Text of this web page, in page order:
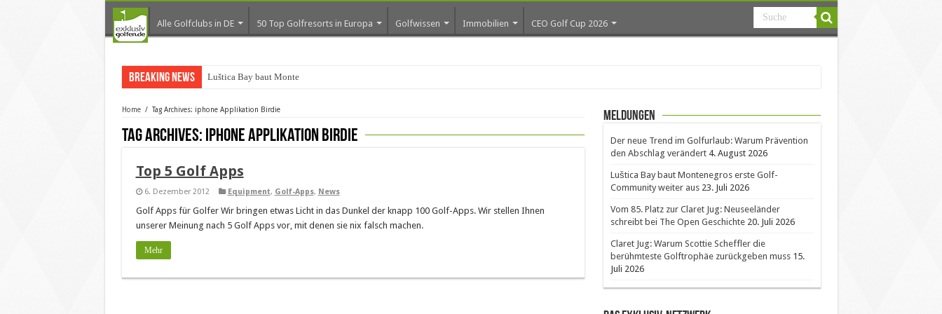
Alle Golfclubs in DE 50 Top Golfresorts in Europa Golfwissen Immobilien CEO Golf Cup 2026
Breaking News Luštica Bay baut Montenegros e
Home / Tag Archives: iphone Applikation Birdie
Tag Archives: iphone Applikation Birdie
Top 5 Golf Apps
6. Dezember 2012 Equipment, Golf-Apps, News
Golf Apps für Golfer Wir bringen etwas Licht in das Dunkel der knapp 100 Golf-Apps. Wir stellen Ihnen
unserer Meinung nach 5 Golf Apps vor, mit denen sie nix falsch machen.
Mehr
Meldungen
Der neue Trend im Golfurlaub: Warum Prävention
den Abschlag verändert 4. August 2026
Luštica Bay baut Montenegros erste Golf-
Community weiter aus 23. Juli 2026
Vom 85. Platz zur Claret Jug: Neuseeländer
schreibt bei The Open Geschichte 20. Juli 2026
Claret Jug: Warum Scottie Scheffler die
berühmteste Golftrophäe zurückgeben muss 15.
Juli 2026